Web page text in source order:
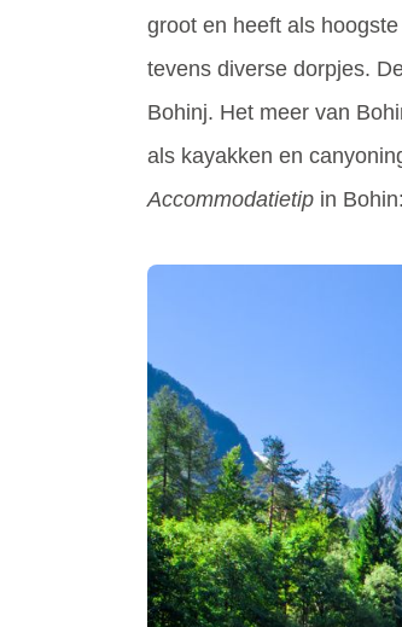
groot en heeft als
tevens diverse dorpjes.
Bohinj. Het meer van
als kayakken en
Accommodatietip in